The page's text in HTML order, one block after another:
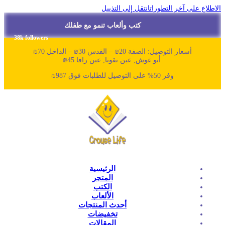
على آخر التطورات انتقل إلى التذييل
كتب وألعاب تنمو مع طفلك
38k followers
أسعار التوصيل: الضفة 20₪ – القدس 30₪ – الداخل 70₪
أبو غوش, عين نقوبا, عين رافا 45₪
وفر 50% على التوصيل للطلبات فوق 987₪
الرئيسية
المتجر
الكتب
الألعاب
أحدث المنتجات
تخفيضات
المقالات